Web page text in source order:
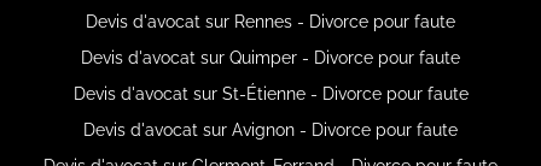
Devis d'avocat sur Rennes - Divorce pour faute
Devis d'avocat sur Quimper - Divorce pour faute
Devis d'avocat sur St-Étienne - Divorce pour faute
Devis d'avocat sur Avignon - Divorce pour faute